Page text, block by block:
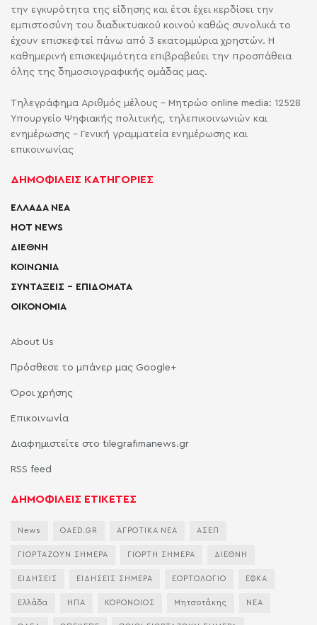
την εγκυρότητα της είδησης και έτσι έχει κερδίσει την
εμπιστοσύνη του διαδικτυακού κοινού καθώς συνολικά το
έχουν επισκεφτεί πάνω από 3 εκατομμύρια χρηστών. Η
καθημερινή επισκεψιμότητα επιβραβεύει την προσπάθεια
όλης της δημοσιογραφικής ομάδας μας.
Τηλεγράφημα Αριθμός μέλους - Μητρώο online media: 12528
Υπουργείο Ψηφιακής πολιτικής, τηλεπικοινωνιών και
ενημέρωσης - Γενική γραμματεία ενημέρωσης και
επικοινωνίας
ΔΗΜΟΦΙΛΕΙΣ ΚΑΤΗΓΟΡΙΕΣ
ΕΛΛΑΔΑ ΝΕΑ
HOT NEWS
ΔΙΕΘΝΗ
ΚΟΙΝΩΝΙΑ
ΣΥΝΤΑΞΕΙΣ – ΕΠΙΔΟΜΑΤΑ
ΟΙΚΟΝΟΜΙΑ
About Us
Πρόσθεσε το μπάνερ μας Google+
Όροι χρήσης
Επικοινωνία
Διαφημιστείτε στο tilegrafimanews.gr
RSS feed
ΔΗΜΟΦΙΛΕΙΣ ΕΤΙΚΕΤΕΣ
News OAED.GR ΑΓΡΟΤΙΚΑ ΝΕΑ ΑΣΕΠ
ΓΙΟΡΤΑΖΟΥΝ ΣΗΜΕΡΑ ΓΙΟΡΤΗ ΣΗΜΕΡΑ ΔΙΕΘΝΗ
ΕΙΔΗΣΕΙΣ ΕΙΔΗΣΕΙΣ ΣΗΜΕΡΑ ΕΟΡΤΟΛΟΓΙΟ ΕΦΚΑ
Ελλάδα ΗΠΑ ΚΟΡΟΝΟΙΟΣ Μητσοτάκης ΝΕΑ